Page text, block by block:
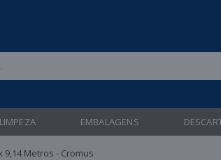
LIMPEZA EMBALAGENS
Metros - Cromus